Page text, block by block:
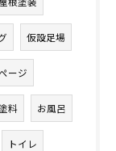
仮設足場
ージ
料 お風呂
トイレ